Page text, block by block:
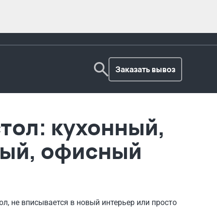
Заказать вывоз
кухонный,
офисный
не вписывается в новый интерьер или просто